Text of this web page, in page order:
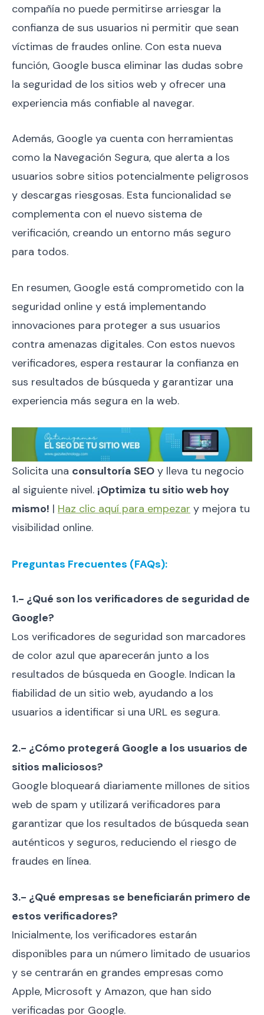
compañía no puede permitirse arriesgar la
confianza de sus usuarios ni permitir que sean
víctimas de fraudes online. Con esta nueva
función, Google busca eliminar las dudas sobre
la seguridad de los sitios web y ofrecer una
experiencia más confiable al navegar.
Además, Google ya cuenta con herramientas
como la Navegación Segura, que alerta a los
usuarios sobre sitios potencialmente peligrosos
y descargas riesgosas. Esta funcionalidad se
complementa con el nuevo sistema de
verificación, creando un entorno más seguro
para todos.
En resumen, Google está comprometido con la
seguridad online y está implementando
innovaciones para proteger a sus usuarios
contra amenazas digitales. Con estos nuevos
verificadores, espera restaurar la confianza en
sus resultados de búsqueda y garantizar una
experiencia más segura en la web.
Solicita una consultoría SEO y lleva tu negocio
al siguiente nivel. ¡Optimiza tu sitio web hoy
mismo! | Haz clic aquí para empezar y mejora tu
visibilidad online.
Preguntas Frecuentes (FAQs):
1.- ¿Qué son los verificadores de seguridad de
Google?
Los verificadores de seguridad son marcadores
de color azul que aparecerán junto a los
resultados de búsqueda en Google. Indican la
fiabilidad de un sitio web, ayudando a los
usuarios a identificar si una URL es segura.
2.- ¿Cómo protegerá Google a los usuarios de
sitios maliciosos?
Google bloqueará diariamente millones de sitios
web de spam y utilizará verificadores para
garantizar que los resultados de búsqueda sean
auténticos y seguros, reduciendo el riesgo de
fraudes en línea.
3.- ¿Qué empresas se beneficiarán primero de
estos verificadores?
Inicialmente, los verificadores estarán
disponibles para un número limitado de usuarios
y se centrarán en grandes empresas como
Apple, Microsoft y Amazon, que han sido
verificadas por Google.